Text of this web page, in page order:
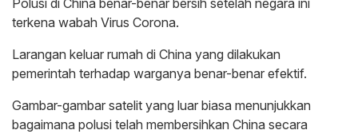
terkena wabah Virus Corona.
Larangan keluar rumah di China yang dilakukan
pemerintah terhadap warganya benar-benar efektif.
Gambar-gambar satelit yang luar biasa menunjukkan
bagaimana polusi telah membersihkan China secara